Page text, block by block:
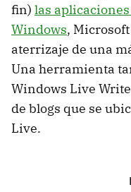
fin) las
Windows,
aterrizaje de una
Una herramienta
Windows Live
de blogs que se
Live.